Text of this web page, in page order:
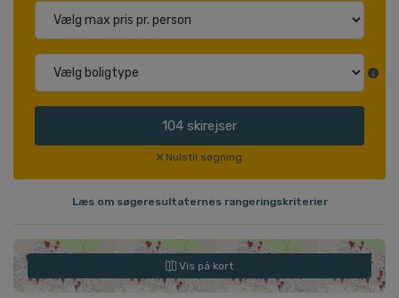
104 skirejser
Nulstil søgning
Læs om søgeresultaternes rangeringskriterier
Vis på kort